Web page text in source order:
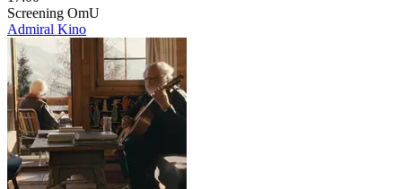
Screening OmU
Admiral Kino